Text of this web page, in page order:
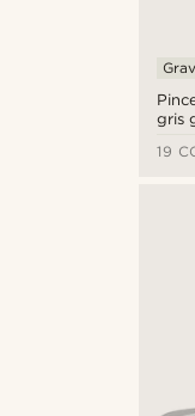
gris
19